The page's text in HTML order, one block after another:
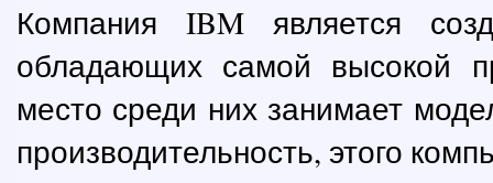
Компания IBM является
обладающих самой высокой
место среди них занимает
производительность, этого